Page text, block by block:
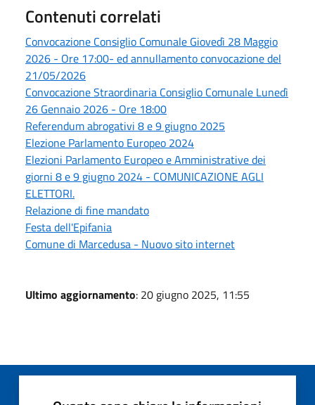
Contenuti correlati
Convocazione Consiglio Comunale Giovedì 28 Maggio
2026 - Ore 17:00- ed annullamento convocazione del
21/05/2026
Convocazione Straordinaria Consiglio Comunale Lunedì
26 Gennaio 2026 - Ore 18:00
Referendum abrogativi 8 e 9 giugno 2025
Elezione Parlamento Europeo 2024
Elezioni Parlamento Europeo e Amministrative dei
giorni 8 e 9 giugno 2024 - COMUNICAZIONE AGLI
ELETTORI.
Relazione di fine mandato
Festa dell'Epifania
Comune di Marcedusa - Nuovo sito internet
Ultimo aggiornamento: 20 giugno 2025, 11:55